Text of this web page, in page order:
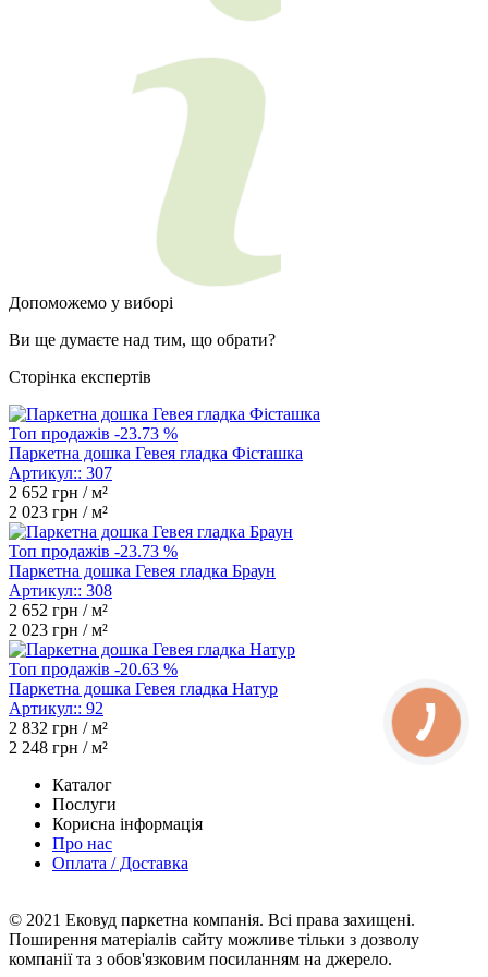
Допоможемо у виборі
Ви ще думаєте над тим, що обрати?
Сторінка експертів
Топ продажів -23.73 %
Паркетна дошка Гевея гладка Фісташка
Артикул:: 307
2 652 грн / м²
2 023 грн / м²
Топ продажів -23.73 %
Паркетна дошка Гевея гладка Браун
Артикул:: 308
2 652 грн / м²
2 023 грн / м²
Топ продажів -20.63 %
Паркетна дошка Гевея гладка Натур
Артикул:: 92
2 832 грн / м²
2 248 грн / м²
Каталог
Послуги
Корисна інформація
Про нас
Оплата / Доставка
© 2021 Ековуд паркетна компанія. Всі права захищені.
Поширення матеріалів сайту можливе тільки з дозволу
компанії та з обов'язковим посиланням на джерело.